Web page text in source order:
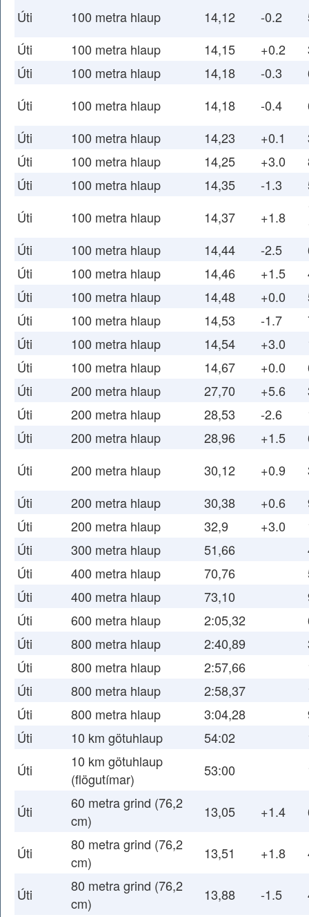
Úti
100 metra hlaup 14,12 -0.2
Úti
100 metra hlaup 14,15 +0.2
Úti
100 metra hlaup 14,18 -0.3
Úti
100 metra hlaup 14,18 -0.4
Úti
100 metra hlaup 14,23 +0.1
Úti
100 metra hlaup 14,25 +3.0
Úti
100 metra hlaup 14,35 -1.3
Úti
100 metra hlaup 14,37 +1.8
Úti
100 metra hlaup 14,44 -2.5
Úti
100 metra hlaup 14,46 +1.5
Úti
100 metra hlaup 14,48 +0.0
Úti
100 metra hlaup 14,53 -1.7
Úti
100 metra hlaup 14,54 +3.0
Úti
100 metra hlaup 14,67 +0.0
Úti
200 metra hlaup 27,70 +5.6
Úti
200 metra hlaup 28,53 -2.6
Úti
200 metra hlaup 28,96 +1.5
Úti
200 metra hlaup 30,12 +0.9
Úti
200 metra hlaup 30,38 +0.6
Úti
200 metra hlaup 32,9 +3.0
Úti
300 metra hlaup 51,66
Úti
400 metra hlaup 70,76
Úti
400 metra hlaup 73,10
Úti
600 metra hlaup 2:05,32
Úti
800 metra hlaup 2:40,89
Úti
800 metra hlaup 2:57,66
Úti
800 metra hlaup 2:58,37
Úti
800 metra hlaup 3:04,28
Úti
10 km götuhlaup 54:02
Úti
10 km götuhlaup
(flögutímar)
53:00
Úti
60 metra grind (76,2
cm)
13,05 +1.4
Úti
80 metra grind (76,2
cm)
13,51 +1.8
Úti
80 metra grind (76,2
cm)
13,88 -1.5